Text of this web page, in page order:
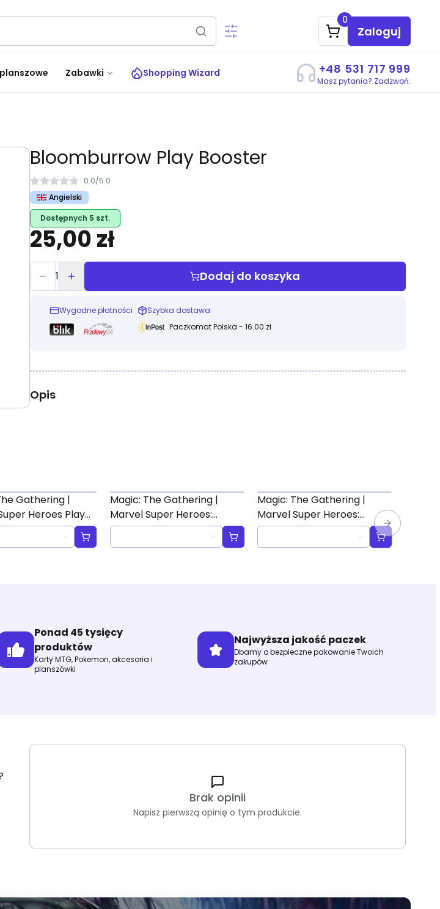
0
Zaloguj
Zabawki Shopping Wizard +48 531 717 999
Masz pytania? Zadzwoń.
Bloomburrow Play Booster
0.0/5.0
Angielski
Dostępnych 5 szt.
25,00 zł
1 Dodaj do koszyka
Wygodne płatności
Szybka dostawa
Paczkomat Polska - 16.00 zł
Opis
Gathering |
Heroes Play
Magic: The Gathering |
Marvel Super Heroes:
"Heroes United" Scene Box
Magic: The Gathering |
Marvel Super Heroes:
"Villains Unleashed" Scene
Box
Ponad 45 tysięcy
produktów
Karty MTG, Pokemon, akcesoria i
planszówki
Najwyższa jakość paczek
Dbamy o bezpieczne pakowanie Twoich
zakupów
Brak opinii
Napisz pierwszą opinię o tym produkcie.